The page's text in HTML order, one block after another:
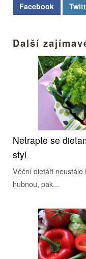
Facebook
Další
Netrapte se
styl
Věční dietáři
hubnou, pak...